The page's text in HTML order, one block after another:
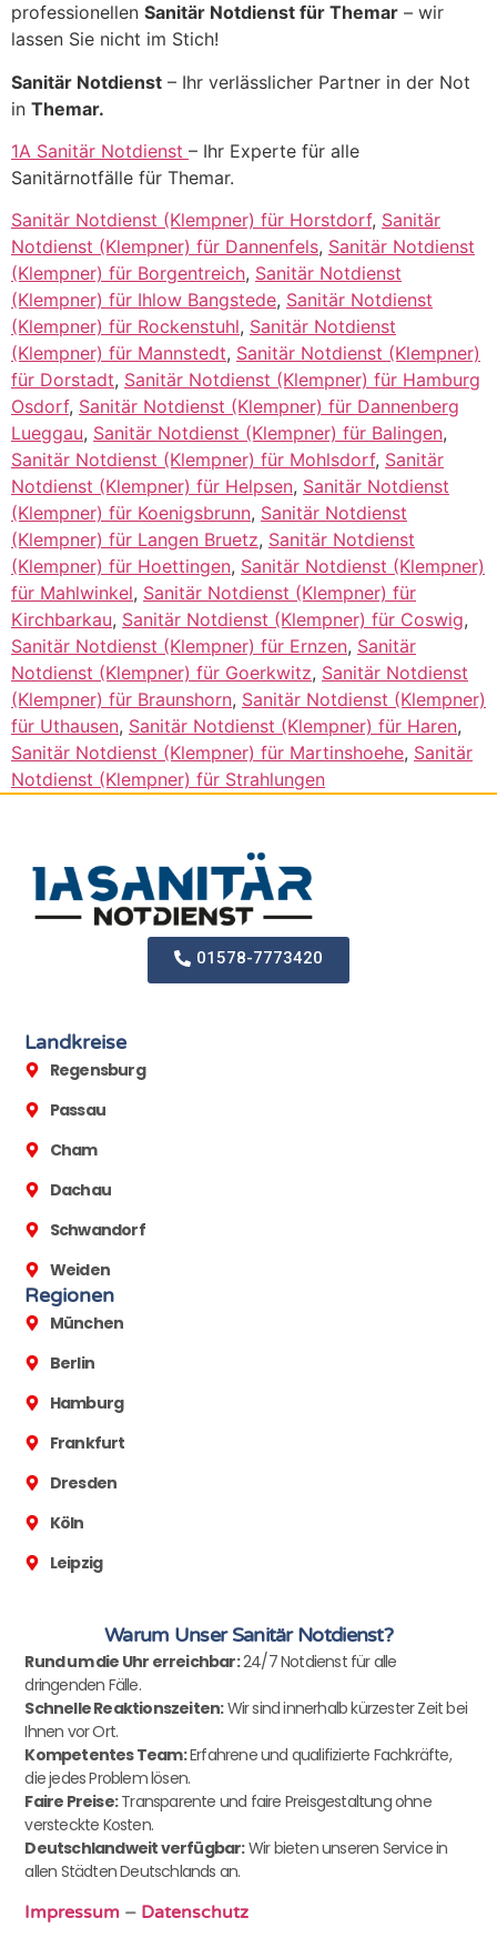
professionellen Sanitär Notdienst für Themar – wir
lassen Sie nicht im Stich!
Sanitär Notdienst – Ihr verlässlicher Partner in der Not
in Themar.
1A Sanitär Notdienst – Ihr Experte für alle
Sanitärnotfälle für Themar.
Sanitär Notdienst (Klempner) für Horstdorf, Sanitär
Notdienst (Klempner) für Dannenfels, Sanitär Notdienst
(Klempner) für Borgentreich, Sanitär Notdienst
(Klempner) für Ihlow Bangstede, Sanitär Notdienst
(Klempner) für Rockenstuhl, Sanitär Notdienst
(Klempner) für Mannstedt, Sanitär Notdienst (Klempner)
für Dorstadt, Sanitär Notdienst (Klempner) für Hamburg
Osdorf, Sanitär Notdienst (Klempner) für Dannenberg
Lueggau, Sanitär Notdienst (Klempner) für Balingen,
Sanitär Notdienst (Klempner) für Mohlsdorf, Sanitär
Notdienst (Klempner) für Helpsen, Sanitär Notdienst
(Klempner) für Koenigsbrunn, Sanitär Notdienst
(Klempner) für Langen Bruetz, Sanitär Notdienst
(Klempner) für Hoettingen, Sanitär Notdienst (Klempner)
für Mahlwinkel, Sanitär Notdienst (Klempner) für
Kirchbarkau, Sanitär Notdienst (Klempner) für Coswig,
Sanitär Notdienst (Klempner) für Ernzen, Sanitär
Notdienst (Klempner) für Goerkwitz, Sanitär Notdienst
(Klempner) für Braunshorn, Sanitär Notdienst (Klempner)
für Uthausen, Sanitär Notdienst (Klempner) für Haren,
Sanitär Notdienst (Klempner) für Martinshoehe, Sanitär
Notdienst (Klempner) für Strahlungen
01578-7773420
Landkreise
Regensburg
Passau
Cham
Dachau
Schwandorf
Weiden
Regionen
München
Berlin
Hamburg
Frankfurt
Dresden
Köln
Leipzig
Warum Unser Sanitär Notdienst?
Rund um die Uhr erreichbar:24/7 Notdienst für alle
dringenden Fälle.
Schnelle Reaktionszeiten:Wir sind innerhalb kürzester Zeit bei
Ihnen vor Ort.
Kompetentes Team:Erfahrene und qualifizierte Fachkräfte,
die jedes Problem lösen.
Faire Preise:Transparente und faire Preisgestaltung ohne
versteckte Kosten.
Deutschlandweit verfügbar:Wir bieten unseren Service in
allen Städten Deutschlands an.
Impressum – Datenschutz